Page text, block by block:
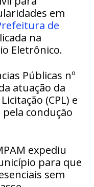
em
de
na
Eletrônico.
Públicas nº
atuação da
(CPL) e
condução
expediu
para que
sem